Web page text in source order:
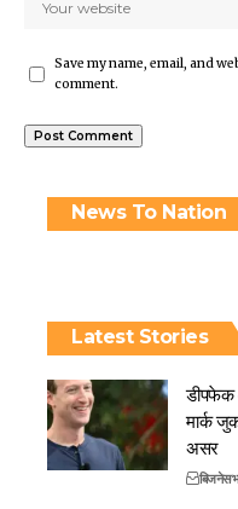
Save my name, email, and
comment.
News To Nation
Latest Stories
मार्क
असर
बिजनेस